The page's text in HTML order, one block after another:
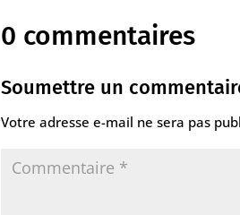
0 commentaires
Soumettre un
Votre adresse e-mail ne sera pas